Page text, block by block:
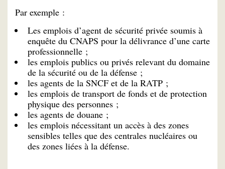
Par exemple :
Les emplois d’agent de sécurité privée soumis à
enquête du CNAPS pour la délivrance d’une carte
professionnelle ;
les emplois publics ou privés relevant du domaine
de la sécurité ou de la défense ;
les agents de la SNCF et de la RATP ;
les emplois de transport de fonds et de protection
physique des personnes ;
les agents de douane ;
les emplois nécessitant un accès à des zones
sensibles telles que des centrales nucléaires ou
des zones liées à la défense.